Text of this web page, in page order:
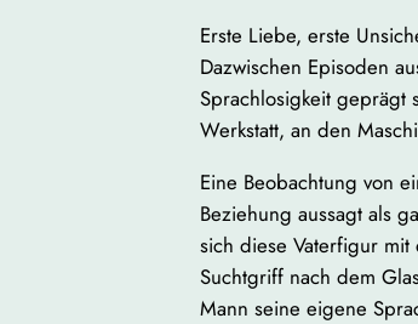
Erste Liebe, erste
Dazwischen Episoden
Sprachlosigkeit geprägt
Werkstatt, an den
Eine Beobachtung von
Beziehung aussagt als
sich diese Vaterfigur
Suchtgriff nach dem
Mann seine eigene